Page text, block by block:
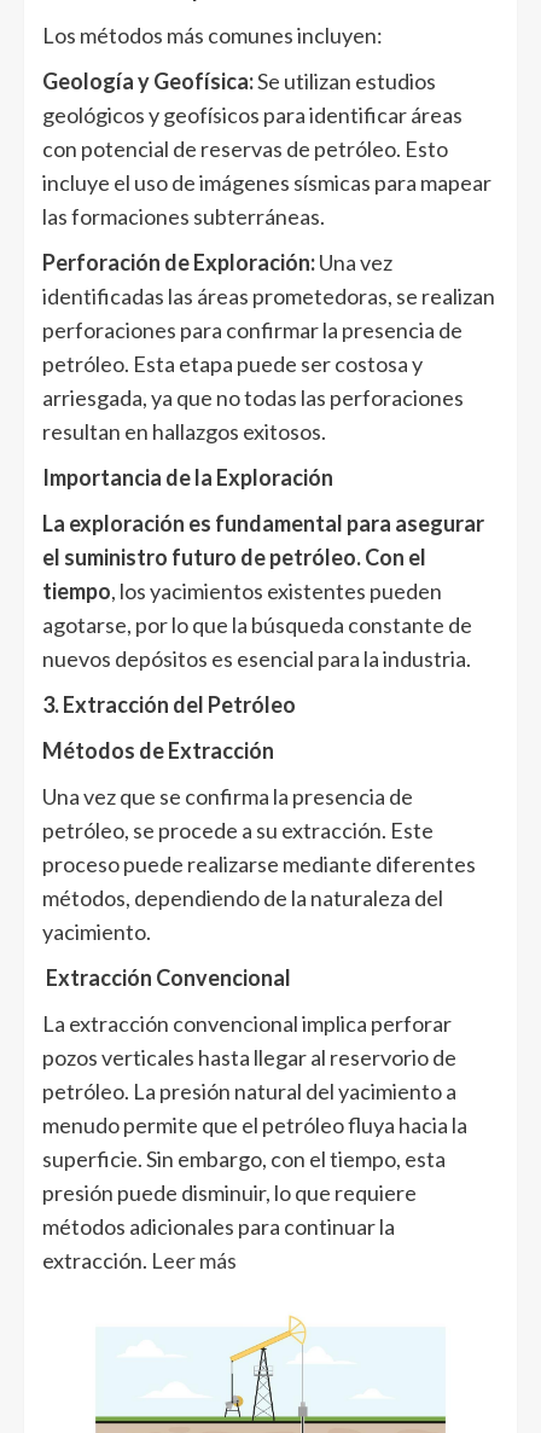
Los métodos más comunes incluyen:
Geología y Geofísica:Se utilizan estudios
geológicos y geofísicos para identificar áreas
con potencial de reservas de petróleo. Esto
incluye el uso de imágenes sísmicas para mapear
las formaciones subterráneas.
Perforación de Exploración:Una vez
identificadas las áreas prometedoras, se realizan
perforaciones para confirmar la presencia de
petróleo. Esta etapa puede ser costosa y
arriesgada, ya que no todas las perforaciones
resultan en hallazgos exitosos.
Importancia de la Exploración
La exploración es fundamental para asegurar
el suministro futuro de petróleo. Con el
tiempo, los yacimientos existentes pueden
agotarse, por lo que la búsqueda constante de
nuevos depósitos es esencial para la industria.
3. Extracción del Petróleo
Métodos de Extracción
Una vez que se confirma la presencia de
petróleo, se procede a su extracción. Este
proceso puede realizarse mediante diferentes
métodos, dependiendo de la naturaleza del
yacimiento.
Extracción Convencional
La extracción convencional implica perforar
pozos verticales hasta llegar al reservorio de
petróleo. La presión natural del yacimiento a
menudo permite que el petróleo fluya hacia la
superficie. Sin embargo, con el tiempo, esta
presión puede disminuir, lo que requiere
métodos adicionales para continuar la
extracción. Leer más